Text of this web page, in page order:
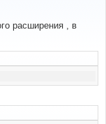
расширения , в